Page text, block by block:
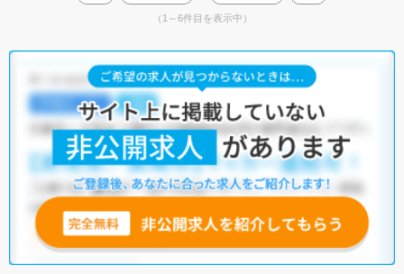
（1～6件目を表示中）